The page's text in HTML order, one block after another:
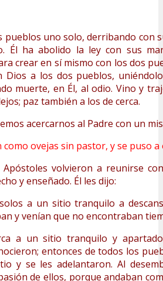
pueblos uno solo, derribando con
Él ha abolido la ley con sus
crear en sí mismo con los dos
Dios a los dos pueblos,
muerte, en Él, al odio. Vino y
paz también a los de cerca.
acercarnos al Padre con un
como ovejas sin pastor, y se puso a
volvieron a reunirse
y enseñado. Él les dijo:
a un sitio tranquilo a
y venían que no encontraban
a un sitio tranquilo y
entonces de todos los
y se les adelantaron. Al
de ellos, porque andaban